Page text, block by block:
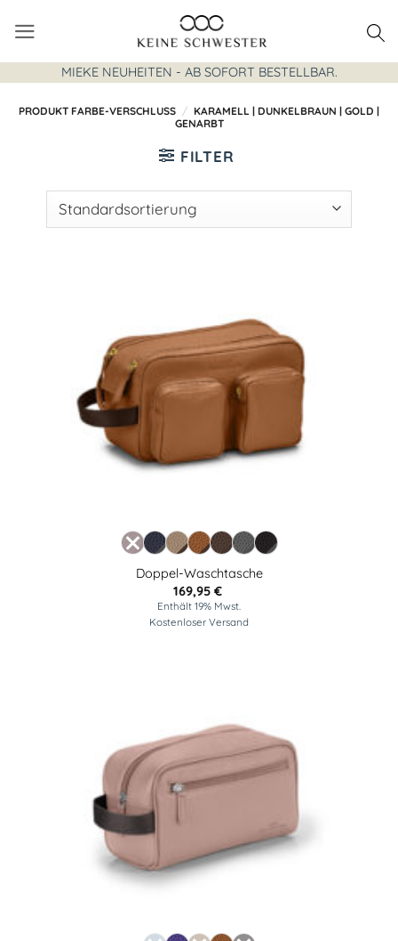
Inhalt
springen
MIEKE NEUHEITEN - AB SOFORT BESTELLBAR.
PRODUKT FARBE-VERSCHLUSS / KARAMELL | DUNKELBRAUN | GOLD |
GENARBT
FILTER
Doppel-Waschtasche
169,95 €
Enthält 19% Mwst.
Kostenloser Versand